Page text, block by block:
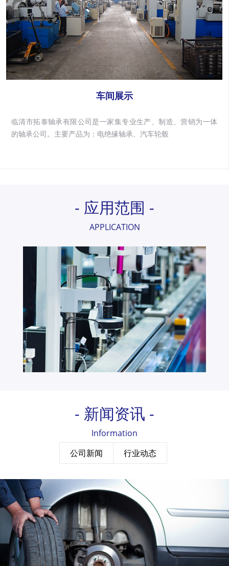
车间展示
临清市拓泰轴承有限公司是一家集专业生产、制造、营销为一体
的轴承公司。主要产品为：电绝缘轴承、汽车轮毂
- 应用范围 -
APPLICATION
- 新闻资讯 -
Information
公司新闻
行业动态